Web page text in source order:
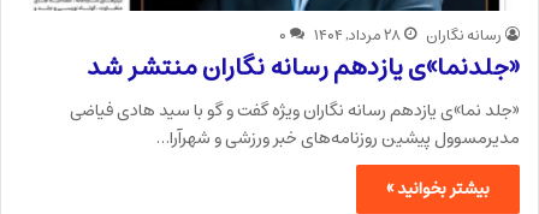
رسانه نگاران ۲۸ مرداد, ۱۴۰۴ ۰
«جلدنما»ی یازدهم رسانه نگاران منتشر شد
«جلد نما»ی یازدهم رسانه نگاران ویژه گفت و گو با سید هادی فیاضی
مدیرمسوول پیشین روزنامه‌های خبر ورزشی و شهرآرا…
بیشتر بخوانید »